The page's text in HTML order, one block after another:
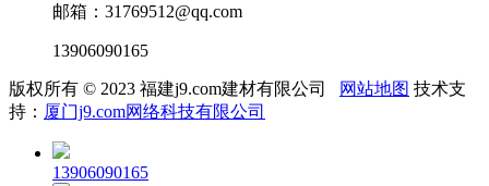
邮箱：31769512@qq.com
13906090165
版权所有 © 2023 福建j9.com建材有限公司 网站地图 技术支
持： 厦门j9.com网络科技有限公司
13906090165